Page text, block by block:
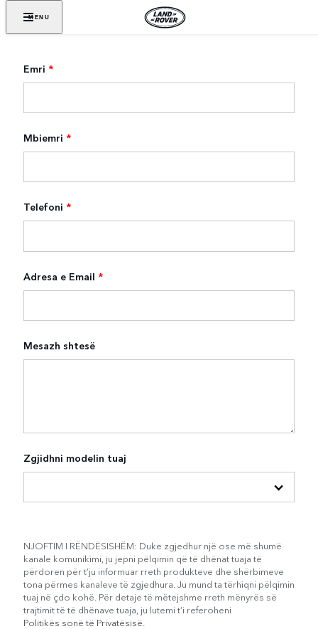
MENU
Emri *
Mbiemri *
Telefoni *
Adresa e Email *
Mesazh shtesë
Zgjidhni modelin tuaj
NJOFTIM I RËNDËSISHËM: Duke zgjedhur një ose më shumë
kanale komunikimi, ju jepni pëlqimin që të dhënat tuaja të
përdoren për t’ju informuar rreth produkteve dhe shërbimeve
tona përmes kanaleve të zgjedhura. Ju mund ta tërhiqni pëlqimin
tuaj në çdo kohë. Për detaje të mëtejshme rreth mënyrës së
trajtimit të të dhënave tuaja, ju lutemi t’i referoheni
Politikës sonë të Privatësisë